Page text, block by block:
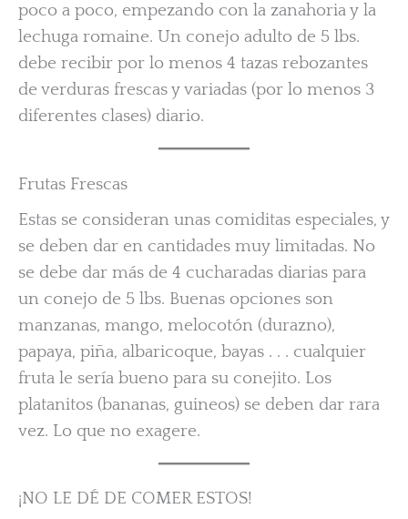
poco a poco, empezando con la zanahoria y la
lechuga romaine. Un conejo adulto de 5 lbs.
debe recibir por lo menos 4 tazas rebozantes
de verduras frescas y variadas (por lo menos 3
diferentes clases) diario.
Frutas Frescas
Estas se consideran unas comiditas especiales, y
se deben dar en cantidades muy limitadas. No
se debe dar más de 4 cucharadas diarias para
un conejo de 5 lbs. Buenas opciones son
manzanas, mango, melocotón (durazno),
papaya, piña, albaricoque, bayas . . . cualquier
fruta le sería bueno para su conejito. Los
platanitos (bananas, guineos) se deben dar rara
vez. Lo que no exagere.
¡NO LE DÉ DE COMER ESTOS!